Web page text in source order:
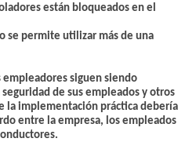
están bloqueados en el
se permite utilizar más de una
empleadores siguen siendo
de sus empleados y otros
la implementación práctica debería
entre la empresa, los empleados